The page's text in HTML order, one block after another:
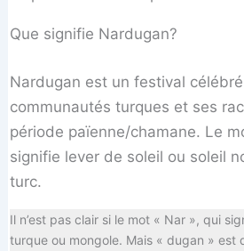
Que signifie Nardugan?
Nardugan est un festival
communautés turques et ses
période païenne/chamane. Le
signifie lever de soleil ou soleil
turc.
Il n’est pas clair si le mot « Nar », qui
turque ou mongole. Mais « dugan » est